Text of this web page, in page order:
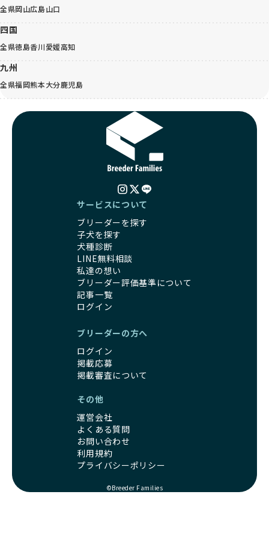
全県岡山広島山口
四国
全県徳島香川愛媛高知
九州
全県福岡熊本大分鹿児島
サービスについて
ブリーダーを探す
子犬を探す
犬種診断
LINE無料相談
私達の想い
ブリーダー評価基準について
記事一覧
ログイン
ブリーダーの方へ
ログイン
掲載応募
掲載審査について
その他
運営会社
よくある質問
お問い合わせ
利用規約
プライバシーポリシー
©Breeder Families